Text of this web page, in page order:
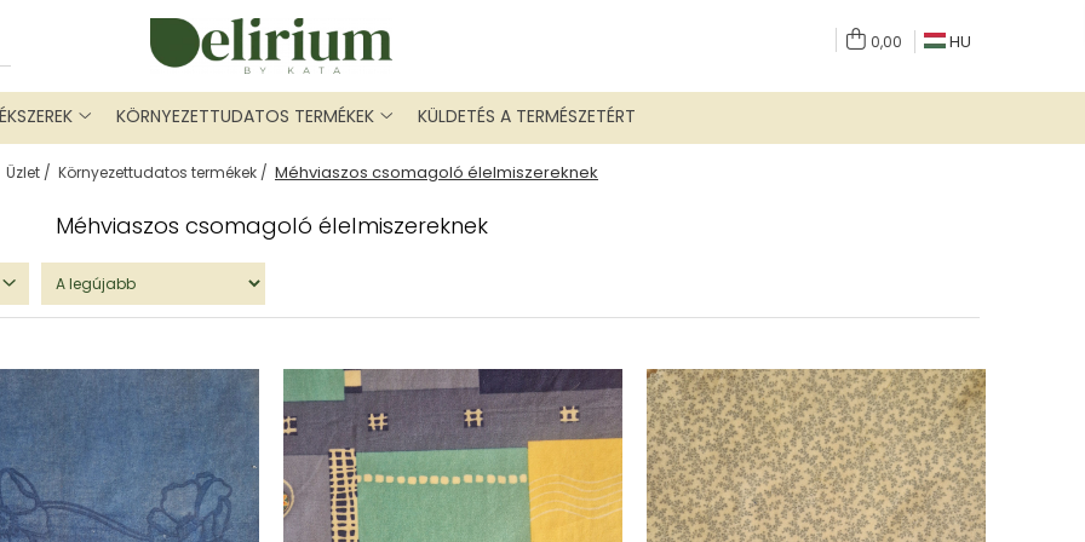
0,00 HU
ÉKSZEREK KÖRNYEZETTUDATOS TERMÉKEK KÜLDETÉS A TERMÉSZETÉRT
Üzlet / Környezettudatos termékek / Méhviaszos csomagoló élelmiszereknek
Méhviaszos csomagoló élelmiszereknek